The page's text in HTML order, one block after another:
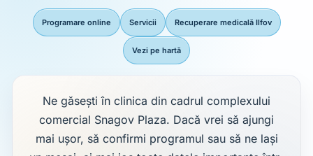
Programare online Servicii Recuperare medicală Ilfov
Vezi pe hartă
Acces rapid
Ne găsești în clinica din cadrul complexului
comercial Snagov Plaza. Dacă vrei să ajungi
mai ușor, să confirmi programul sau să ne lași